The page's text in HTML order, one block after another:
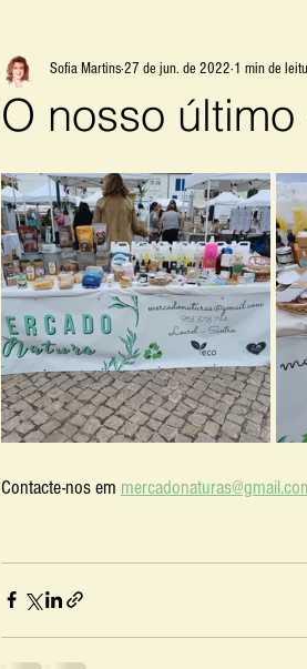
O nosso
Sofia Martins27 de jun. de 2022 1 min de
Contacte-nos em